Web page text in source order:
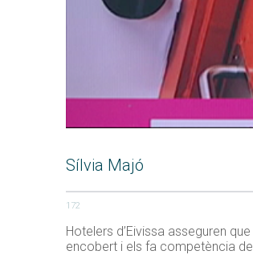
Sílvia Majó
172
Hotelers d’Eivissa asseguren
encobert i els fa competència